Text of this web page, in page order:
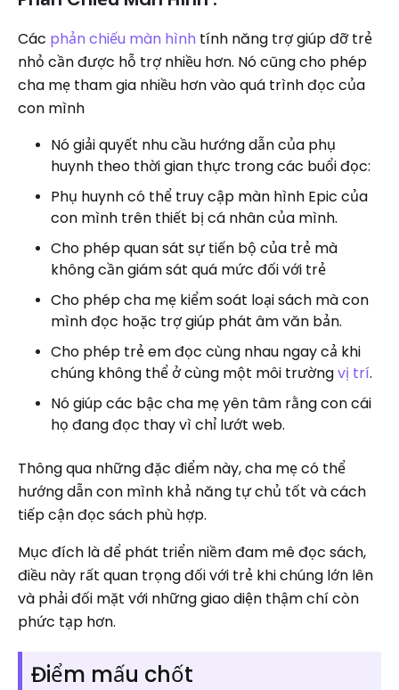
Các phản chiếu màn hình tính năng trợ giúp đỡ trẻ
nhỏ cần được hỗ trợ nhiều hơn. Nó cũng cho phép
cha mẹ tham gia nhiều hơn vào quá trình đọc của
con mình
Nó giải quyết nhu cầu hướng dẫn của phụ
huynh theo thời gian thực trong các buổi đọc:
Phụ huynh có thể truy cập màn hình Epic của
con mình trên thiết bị cá nhân của mình.
Cho phép quan sát sự tiến bộ của trẻ mà
không cần giám sát quá mức đối với trẻ
Cho phép cha mẹ kiểm soát loại sách mà con
mình đọc hoặc trợ giúp phát âm văn bản.
Cho phép trẻ em đọc cùng nhau ngay cả khi
chúng không thể ở cùng một môi trườngvị trí.
Nó giúp các bậc cha mẹ yên tâm rằng con cái
họ đang đọc thay vì chỉ lướt web.
Thông qua những đặc điểm này, cha mẹ có thể
hướng dẫn con mình khả năng tự chủ tốt và cách
tiếp cận đọc sách phù hợp.
Mục đích là để phát triển niềm đam mê đọc sách,
điều này rất quan trọng đối với trẻ khi chúng lớn lên
và phải đối mặt với những giao diện thậm chí còn
phức tạp hơn.
Điểm mấu chốt